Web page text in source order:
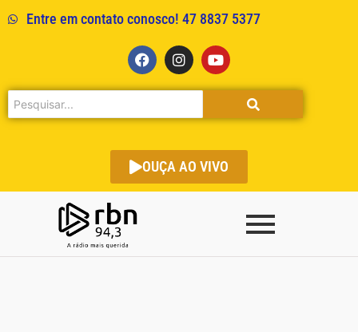
Entre em contato conosco! 47 8837 5377
OUÇA AO VIVO